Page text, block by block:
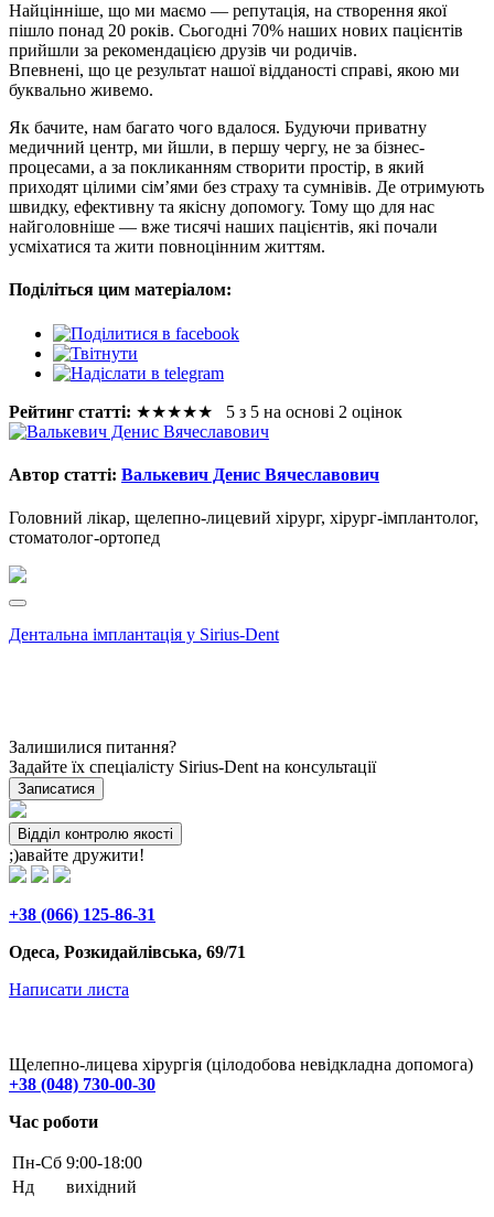
Найцінніше, що ми маємо — репутація, на створення якої
пішло понад 20 років. Сьогодні 70% наших нових пацієнтів
прийшли за рекомендацією друзів чи родичів.
Впевнені, що це результат нашої відданості справі, якою ми
буквально живемо.
Як бачите, нам багато чого вдалося. Будуючи приватну
медичний центр, ми йшли, в першу чергу, не за бізнес-
процесами, а за покликанням створити простір, в який
приходят цілими сім’ями без страху та сумнівів. Де отримують
швидку, ефективну та якісну допомогу. Тому що для нас
найголовніше — вже тисячі наших пацієнтів, які почали
усміхатися та жити повноцінним життям.
Поділіться цим матеріалом:
Рейтинг статті: ★★★★★ 5 з 5 на основі 2 оцінок
Автор статті: Валькевич Денис Вячеславович
Головний лікар, щелепно-лицевий хірург, хірург-імплантолог,
стоматолог-ортопед
Дентальна імплантація у Sirius-Dent
Залишилися питання?
Задайте їх спеціалісту Sirius-Dent на консультації
Записатися
Відділ контролю якості
;)авайте дружити!
+38 (066) 125-86-31
Одеса, Розкидайлівська, 69/71
Написати листа
Щелепно-лицева хірургія (цілодобова невідкладна допомога)
+38 (048) 730-00-30
Час роботи
Пн-Cб 9:00-18:00
Нд
вихідний